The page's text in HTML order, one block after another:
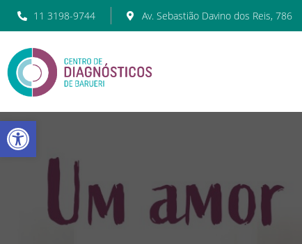
11 3198-9744 Av. Sebastião Davino dos Reis, 786
Barra de Ferramentas Aberta